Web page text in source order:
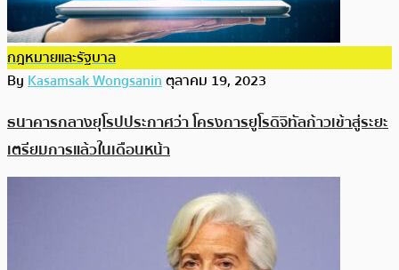
กฎหมายและรัฐบาล
ByKasamsak Wongsaninตุลาคม 19, 2023
ธนาคารกลางยุโรปประกาศว่า โครงการยูโรดิจิทัลก้าวเข้าสู่ระยะ
เตรียมการแล้วในเดือนหน้า